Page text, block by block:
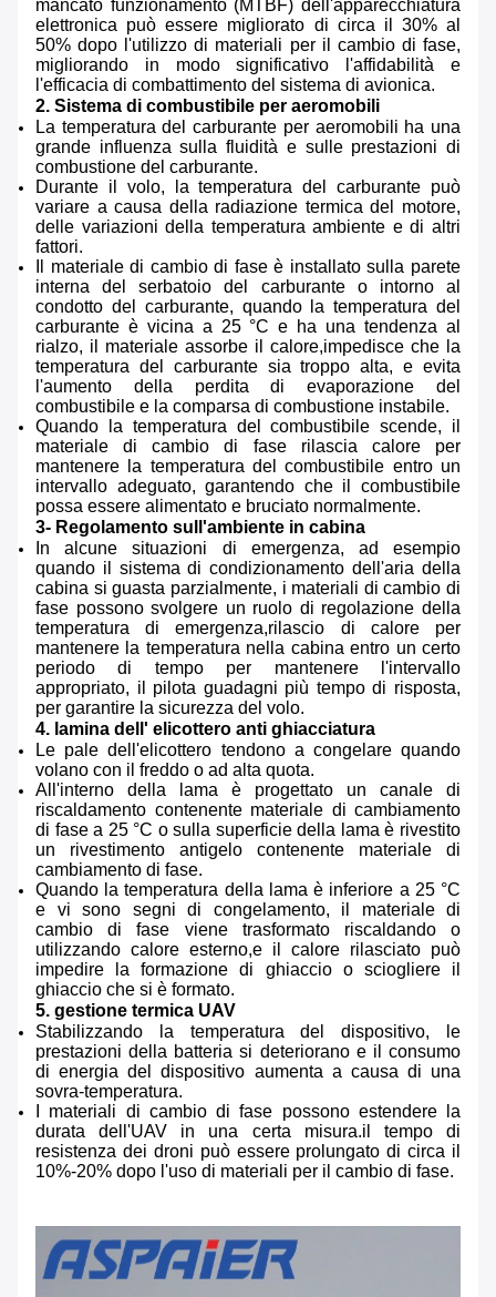
mancato funzionamento (MTBF) dell'apparecchiatura
elettronica può essere migliorato di circa il 30% al
50% dopo l'utilizzo di materiali per il cambio di fase,
migliorando in modo significativo l'affidabilità e
l'efficacia di combattimento del sistema di avionica.
2. Sistema di combustibile per aeromobili
La temperatura del carburante per aeromobili ha una
grande influenza sulla fluidità e sulle prestazioni di
combustione del carburante.
Durante il volo, la temperatura del carburante può
variare a causa della radiazione termica del motore,
delle variazioni della temperatura ambiente e di altri
fattori.
Il materiale di cambio di fase è installato sulla parete
interna del serbatoio del carburante o intorno al
condotto del carburante, quando la temperatura del
carburante è vicina a 25 °C e ha una tendenza al
rialzo, il materiale assorbe il calore,impedisce che la
temperatura del carburante sia troppo alta, e evita
l'aumento della perdita di evaporazione del
combustibile e la comparsa di combustione instabile.
Quando la temperatura del combustibile scende, il
materiale di cambio di fase rilascia calore per
mantenere la temperatura del combustibile entro un
intervallo adeguato, garantendo che il combustibile
possa essere alimentato e bruciato normalmente.
3- Regolamento sull'ambiente in cabina
In alcune situazioni di emergenza, ad esempio
quando il sistema di condizionamento dell'aria della
cabina si guasta parzialmente, i materiali di cambio di
fase possono svolgere un ruolo di regolazione della
temperatura di emergenza,rilascio di calore per
mantenere la temperatura nella cabina entro un certo
periodo di tempo per mantenere l'intervallo
appropriato, il pilota guadagni più tempo di risposta,
per garantire la sicurezza del volo.
4. lamina dell' elicottero anti ghiacciatura
Le pale dell'elicottero tendono a congelare quando
volano con il freddo o ad alta quota.
All'interno della lama è progettato un canale di
riscaldamento contenente materiale di cambiamento
di fase a 25 °C o sulla superficie della lama è rivestito
un rivestimento antigelo contenente materiale di
cambiamento di fase.
Quando la temperatura della lama è inferiore a 25 °C
e vi sono segni di congelamento, il materiale di
cambio di fase viene trasformato riscaldando o
utilizzando calore esterno,e il calore rilasciato può
impedire la formazione di ghiaccio o sciogliere il
ghiaccio che si è formato.
5. gestione termica UAV
Stabilizzando la temperatura del dispositivo, le
prestazioni della batteria si deteriorano e il consumo
di energia del dispositivo aumenta a causa di una
sovra-temperatura.
I materiali di cambio di fase possono estendere la
durata dell'UAV in una certa misura.il tempo di
resistenza dei droni può essere prolungato di circa il
10%-20% dopo l'uso di materiali per il cambio di fase.